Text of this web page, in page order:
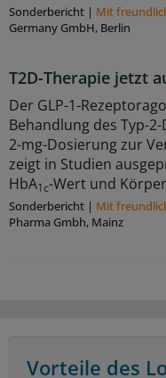
Sonderbericht | Mit
Germany GmbH, Berlin
T2D-Therapie jetzt
Der GLP-1-
Behandlung des Typ-
2-mg-Dosierung zur
zeigt in Studien
HbA1c-Wert und
Sonderbericht | Mit
Pharma Gmbh, Mainz
Vorteile des